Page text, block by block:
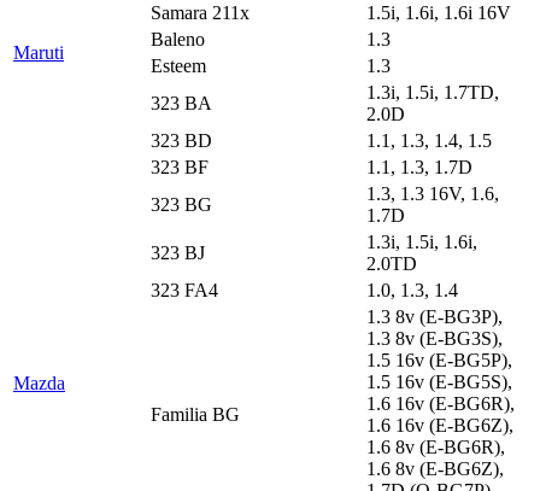
Samara 211x
1.5i, 1.6i, 1.6i 16V
Maruti
Baleno
1.3
Esteem
1.3
Mazda
323 BA
1.3i, 1.5i, 1.7TD,
2.0D
323 BD
1.1, 1.3, 1.4, 1.5
323 BF
1.1, 1.3, 1.7D
323 BG
1.3, 1.3 16V, 1.6,
1.7D
323 BJ
1.3i, 1.5i, 1.6i,
2.0TD
323 FA4
1.0, 1.3, 1.4
Familia BG
1.3 8v (E-BG3P),
1.3 8v (E-BG3S),
1.5 16v (E-BG5P),
1.5 16v (E-BG5S),
1.6 16v (E-BG6R),
1.6 16v (E-BG6Z),
1.6 8v (E-BG6R),
1.6 8v (E-BG6Z),